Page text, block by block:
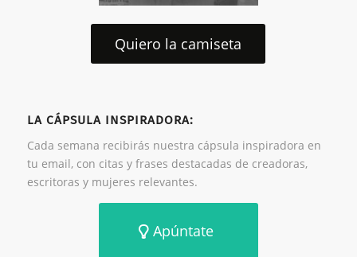
Quiero la camiseta
LA CÁPSULA INSPIRADORA:
Cada semana recibirás nuestra cápsula inspiradora en
tu email, con citas y frases destacadas de creadoras,
escritoras y mujeres relevantes.
Apúntate